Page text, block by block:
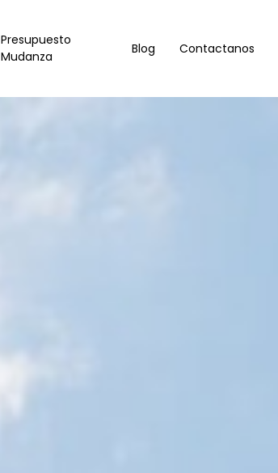
Presupuesto
Mudanza
Blog Contactanos